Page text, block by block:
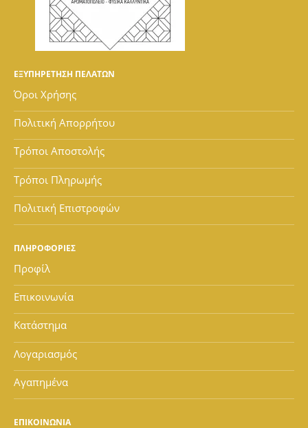
ΕΞΥΠΗΡΕΤΗΣΗ ΠΕΛΑΤΩΝ
Όροι Χρήσης
Πολιτική Απορρήτου
Τρόποι Αποστολής
Τρόποι Πληρωμής
Πολιτική Επιστροφών
ΠΛΗΡΟΦΟΡΙΕΣ
Προφίλ
Επικοινωνία
Κατάστημα
Λογαριασμός
Αγαπημένα
ΕΠΙΚΟΙΝΩΝΙΑ